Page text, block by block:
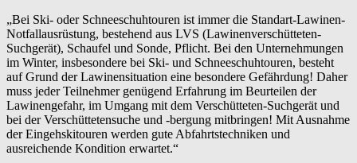
„Bei Ski- oder Schneeschuhtouren ist immer die Standart-Lawinen-
Notfallausrüstung, bestehend aus LVS (Lawinenverschütteten-
Suchgerät), Schaufel und Sonde, Pflicht. Bei den Unternehmungen
im Winter, insbesondere bei Ski- und Schneeschuhtouren, besteht
auf Grund der Lawinensituation eine besondere Gefährdung! Daher
muss jeder Teilnehmer genügend Erfahrung im Beurteilen der
Lawinengefahr, im Umgang mit dem Verschütteten-Suchgerät und
bei der Verschüttetensuche und -bergung mitbringen! Mit Ausnahme
der Eingehskitouren werden gute Abfahrtstechniken und
ausreichende Kondition erwartet.“